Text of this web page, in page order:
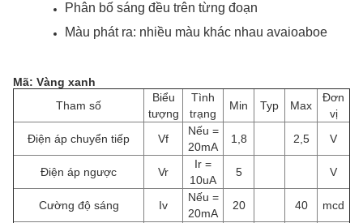
Phân bố sáng đều trên từng đoạn
Màu phát ra: nhiều màu khác nhau avaioaboe
Mã: Vàng xanh
Tham số
Biểu
tượng
Tình
trạng
Min Typ Max
Đơn
vị
Điện áp chuyển tiếp
Vf
Nếu =
20mA
1,8 2,5 V
Điện áp ngược Vr
Ir =
10uA
5 V
Cường độ sáng Iv
Nếu =
20mA
20 40
mcd